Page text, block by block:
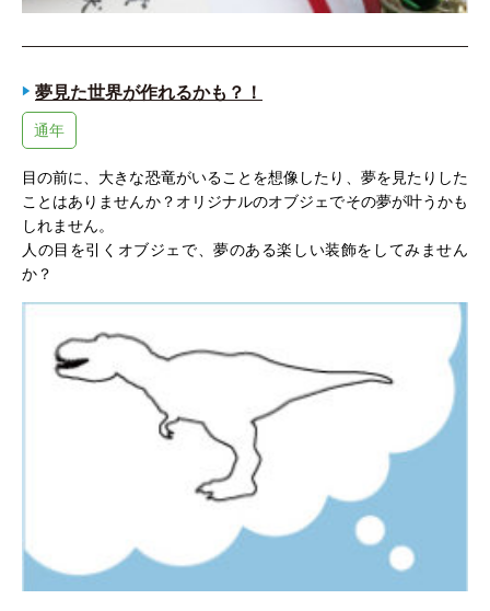
夢見た世界が作れるかも？！
通年
目の前に、大きな恐竜がいることを想像したり、夢を見たりした
ことはありませんか？オリジナルのオブジェでその夢が叶うかも
しれません。
人の目を引くオブジェで、夢のある楽しい装飾をしてみません
か？